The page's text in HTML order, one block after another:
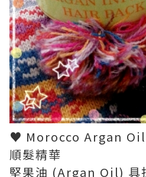
♥ Morocco Argan Oil
順髮精華
堅果油 (Argan Oil) 具